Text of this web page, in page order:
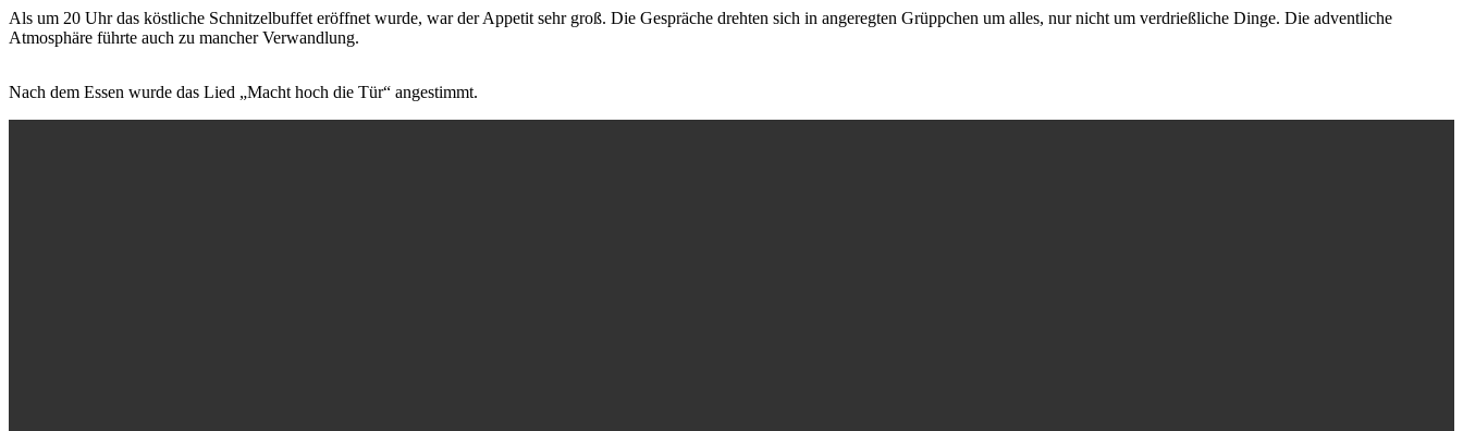
Als um 20 Uhr das köstliche Schnitzelbuffet eröffnet wurde, war der Appetit sehr groß. Die Gespräche drehten sich in angeregten Grüppchen um alles, nur nicht um verdrießliche Dinge. Die adventliche
Atmosphäre führte auch zu mancher Verwandlung.
Nach dem Essen wurde das Lied „Macht hoch die Tür“ angestimmt.